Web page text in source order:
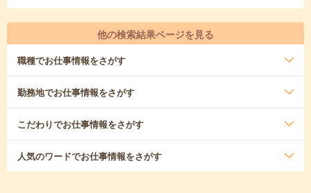
他の検索結果ページを見る
職種でお仕事情報をさがす
勤務地でお仕事情報をさがす
こだわりでお仕事情報をさがす
人気のワードでお仕事情報をさがす